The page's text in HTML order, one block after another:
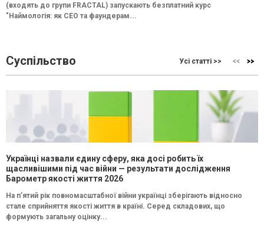
(входять до групи FRACTAL) запускають безплатний курс
"Наймологія: як СEO та фаундерам...
Суспільство Усі статті >>
Українці назвали єдину сферу, яка досі робить їх
щасливішими під час війни — результати дослідження
Барометр якості життя 2026
На п’ятий рік повномасштабної війни українці зберігають відносно
стале сприйняття якості життя в країні. Серед складових, що
формують загальну оцінку...